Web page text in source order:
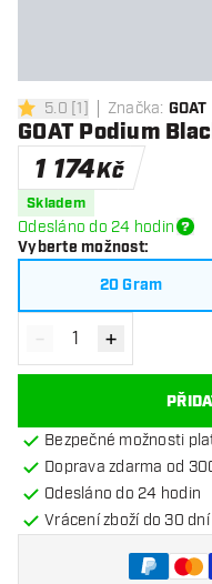
5 hodnoticí hvězdičky
5.0 [1] Značka: GOAT
GOAT Podium
1 174Kč
Skladem
Odesláno do 24 hodin
Vyberte možnost:
20 Gram
Snížit množství
- Zvýšit
+
Bezpečné možnosti
Doprava zdarma od
Odesláno do 24 hodin
Vrácení zboží do 30 dní